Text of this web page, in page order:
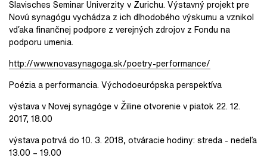
Slavisches Seminar Univerzity v Zurichu. Výstavný projekt pre
Novú synagógu vychádza z ich dlhodobého výskumu a vznikol
vďaka finančnej podpore z verejných zdrojov z Fondu na
podporu umenia.
http://www.novasynagoga.sk/poetry-performance/
Poézia a performancia. Východoeurópska perspektíva
výstava v Novej synagóge v Žiline otvorenie v piatok 22. 12.
2017, 18.00
výstava potrvá do 10. 3. 2018, otváracie hodiny: streda - nedeľa
13.00 – 19.00